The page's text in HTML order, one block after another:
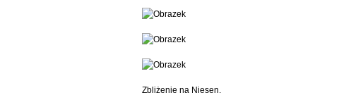
Zbliżenie na Niesen.